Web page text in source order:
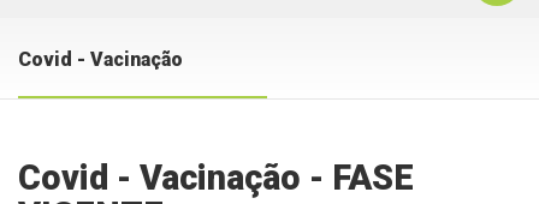
Covid - Vacinação
Covid - Vacinação - FASE